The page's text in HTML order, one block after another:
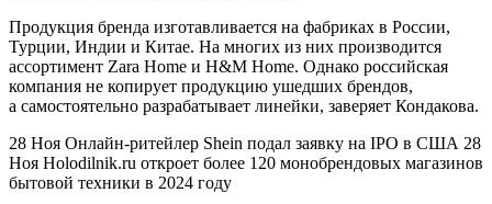
Продукция бренда изготавливается на фабриках в России,
Турции, Индии и Китае. На многих из них производится
ассортимент Zara Home и H&M Home. Однако российская
компания не копирует продукцию ушедших брендов,
а самостоятельно разрабатывает линейки, заверяет Кондакова.
28 Ноя Онлайн-ритейлер Shein подал заявку на IPO в США 28
Ноя Holodilnik.ru откроет более 120 монобрендовых магазинов
бытовой техники в 2024 году